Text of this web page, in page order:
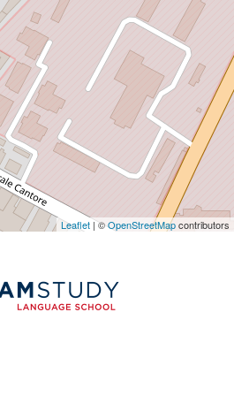
Leaflet | ©OpenStreetMapcontributors